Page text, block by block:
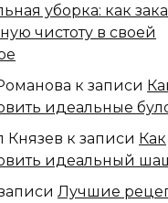
уборка: как
чистоту в своей
к записи
идеальные
Князев к записи Как
идеальный
Лучшие